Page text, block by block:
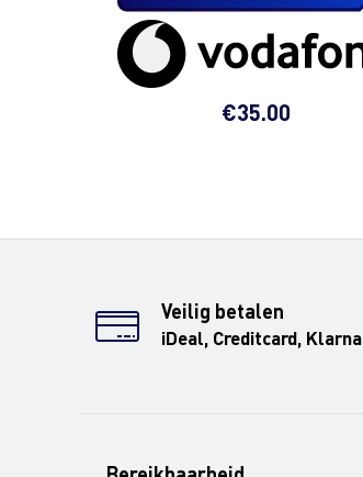
€35.00
Veilig betalen
iDeal, Creditcard, Klarna